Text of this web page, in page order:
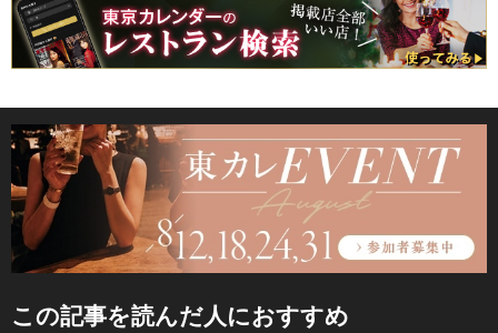
この記事を読んだ人におすすめ